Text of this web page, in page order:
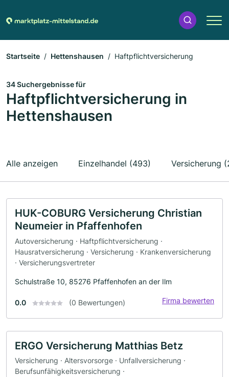
Startseite Hettenshausen Haftpflichtversicherung
34 Suchergebnisse für
Haftpflichtversicherung in
Hettenshausen
Alle anzeigen Einzelhandel (493) Versicherung
HUK-COBURG Versicherung Christian
Neumeier in Pfaffenhofen
Autoversicherung · Haftpflichtversicherung ·
Hausratversicherung · Versicherung · Krankenversicherung
· Versicherungsvertreter
Schulstraße 10, 85276 Pfaffenhofen an der Ilm
0.0 (0 Bewertungen) Firma bewerten
ERGO Versicherung Matthias Betz
Versicherung · Altersvorsorge · Unfallversicherung ·
Berufsunfähigkeitsversicherung ·